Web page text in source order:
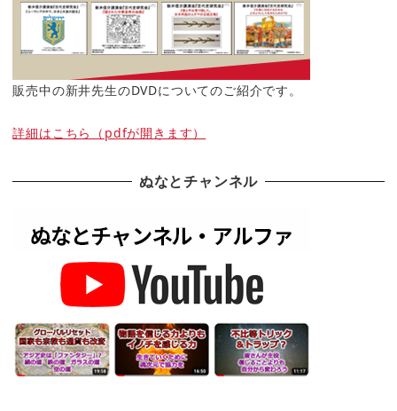
販売中の新井先生のDVDについてのご紹介です。
詳細はこちら（pdfが開きます）
ぬなとチャンネル